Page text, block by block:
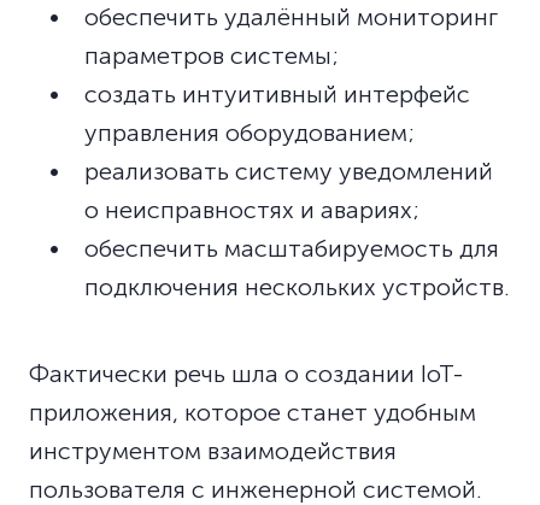
обеспечить удалённый мониторинг
параметров системы;
создать интуитивный интерфейс
управления оборудованием;
реализовать систему уведомлений
о неисправностях и авариях;
обеспечить масштабируемость для
подключения нескольких устройств.
Фактически речь шла о создании IoT-
приложения, которое станет удобным
инструментом взаимодействия
пользователя с инженерной системой.